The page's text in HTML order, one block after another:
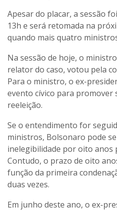
Apesar do placar, a sessão
13h e será retomada na
quando mais quatro
Na sessão de hoje, o
relator do caso, votou pela
Para o ministro, o ex-
evento cívico para promover
reeleição.
Se o entendimento for
ministros, Bolsonaro pode
inelegibilidade por oito anos
Contudo, o prazo de oito
função da primeira
duas vezes.
Em junho deste ano, o ex-